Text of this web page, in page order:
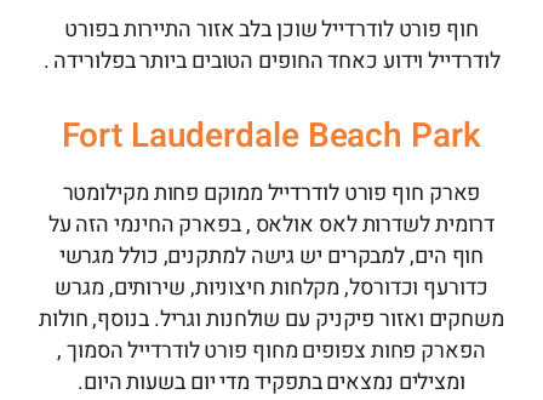
חוף פורט לודרדייל שוכן בלב אזור התיירות בפורט
לודרדייל וידוע כאחד החופים הטובים ביותר בפלורידה .
Fort Lauderdale Beach Park
פארק חוף פורט לודרדייל ממוקם פחות מקילומטר
דרומית לשדרות לאס אולאס , בפארק החינמי הזה על
חוף הים, למבקרים יש גישה למתקנים, כולל מגרשי
כדורעף וכדורסל, מקלחות חיצוניות, שירותים, מגרש
משחקים ואזור פיקניק עם שולחנות וגריל. בנוסף, חולות
הפארק פחות צפופים מחוף פורט לודרדייל הסמוך ,
ומצילים נמצאים בתפקיד מדי יום בשעות היום.